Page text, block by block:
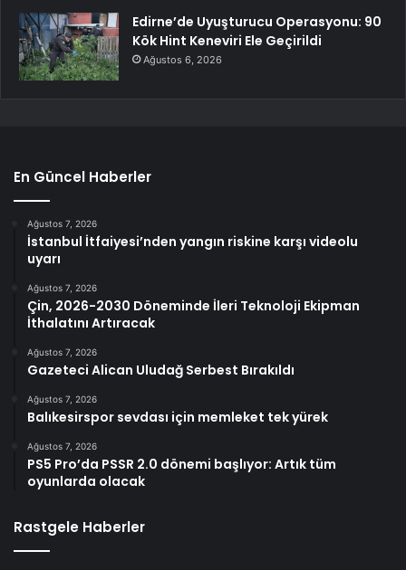
Edirne’de Uyuşturucu Operasyonu: 90
Kök Hint Keneviri Ele Geçirildi
Ağustos 6, 2026
En Güncel Haberler
Ağustos 7, 2026
İstanbul İtfaiyesi’nden yangın riskine karşı videolu
uyarı
Ağustos 7, 2026
Çin, 2026-2030 Döneminde İleri Teknoloji Ekipman
İthalatını Artıracak
Ağustos 7, 2026
Gazeteci Alican Uludağ Serbest Bırakıldı
Ağustos 7, 2026
Balıkesirspor sevdası için memleket tek yürek
Ağustos 7, 2026
PS5 Pro’da PSSR 2.0 dönemi başlıyor: Artık tüm
oyunlarda olacak
Rastgele Haberler